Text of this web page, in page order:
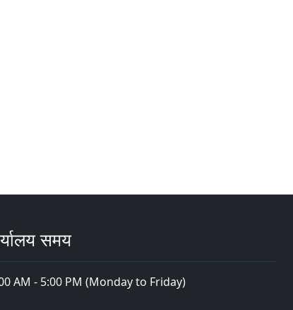
समय
AM - 5:00 PM (Monday to Friday)